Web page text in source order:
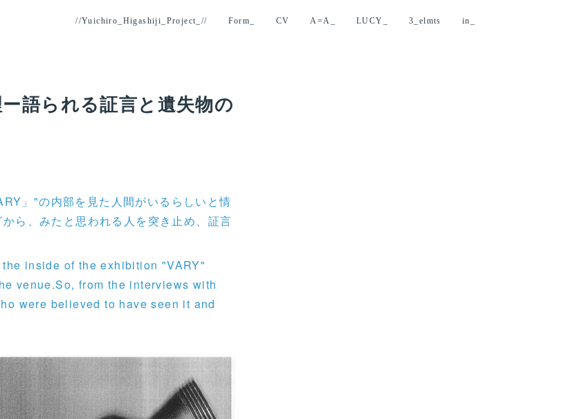
//Yuichiro_Higashiji_Project_// Form_ CV A=A_ LUCY_ 3_elmts in_
語られる証言と遺失物の
」"の内部を見た人間がいるらしいと情
ら、みたと思われる人を突き止め、証言
inside of the exhibition "VARY"
venue.So, from the interviews with
were believed to have seen it and